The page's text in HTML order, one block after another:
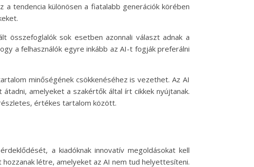
tendencia különösen a fiatalabb generációk körében
összefoglalók sok esetben azonnali választ adnak a
a felhasználók egyre inkább az AI-t fogják preferálni
minőségének csökkenéséhez is vezethet. Az AI
amelyeket a szakértők által írt cikkek nyújtanak.
értékes tartalom között.
a kiadóknak innovatív megoldásokat kell
létre, amelyeket az AI nem tud helyettesíteni.